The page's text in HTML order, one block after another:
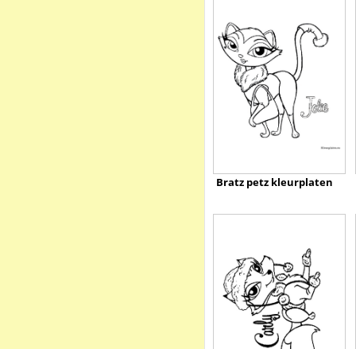
Bratz petz kleurplaten